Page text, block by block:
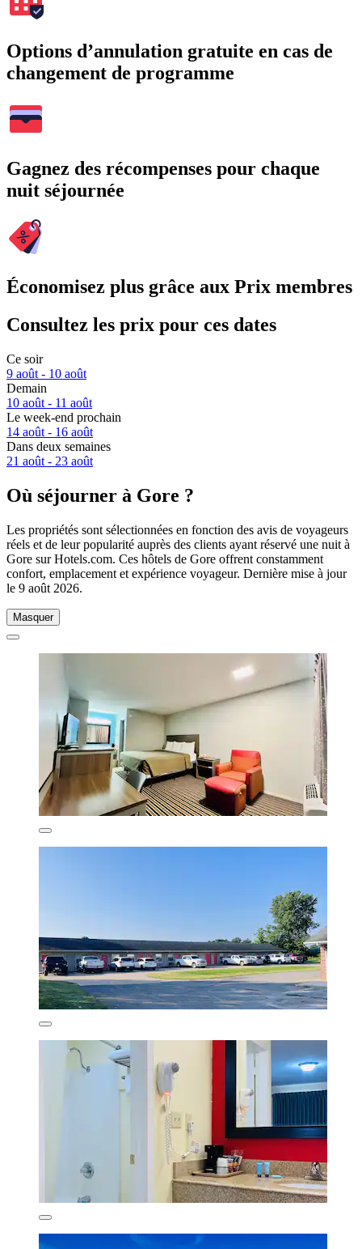
Options d’annulation gratuite en cas de
changement de programme
Gagnez des récompenses pour chaque
nuit séjournée
Économisez plus grâce aux Prix membres
Consultez les prix pour ces dates
Ce soir
9 août - 10 août
Demain
10 août - 11 août
Le week-end prochain
14 août - 16 août
Dans deux semaines
21 août - 23 août
Où séjourner à Gore ?
Les propriétés sont sélectionnées en fonction des avis de voyageurs
réels et de leur popularité auprès des clients ayant réservé une nuit à
Gore sur Hotels.com. Ces hôtels de Gore offrent constamment
confort, emplacement et expérience voyageur. Dernière mise à jour
le 9 août 2026.
Masquer